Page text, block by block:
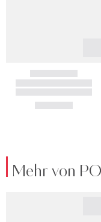
Mehr von